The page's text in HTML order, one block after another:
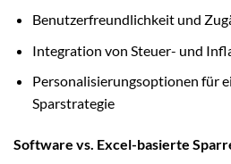
Benutzerfreundlichkeit und
Integration von Steuer- und
Personalisierungsoptionen für
Sparstrategie
Software vs. Excel-basierte